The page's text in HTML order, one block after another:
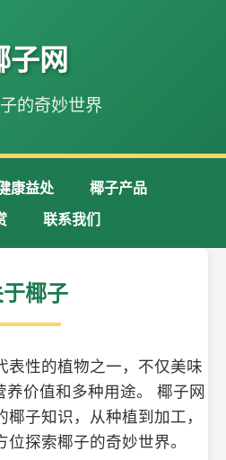
子网
的奇妙世界
康益处
椰子产品
联系我们
椰子
表性的植物之一，不仅美味
价值和多种用途。 椰子网
子知识，从种植到加工，
探索椰子的奇妙世界。